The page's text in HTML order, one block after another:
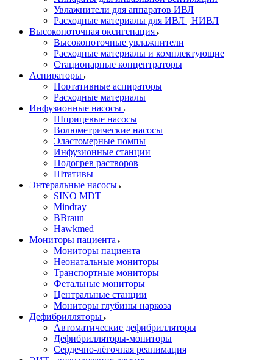
Увлажнители для аппаратов ИВЛ
Расходные материалы для ИВЛ | НИВЛ
Высокопоточная оксигенация
Высокопоточные увлажнители
Расходные материалы и комплектующие
Стационарные концентраторы
Аспираторы
Портативные аспираторы
Расходные материалы
Инфузионные насосы
Шприцевые насосы
Волюметрические насосы
Эластомерные помпы
Инфузионные станции
Подогрев растворов
Штативы
Энтеральные насосы
SINO MDT
Mindray
BBraun
Hawkmed
Мониторы пациента
Мониторы пациента
Неонатальные мониторы
Транспортные мониторы
Фетальные мониторы
Центральные станции
Мониторы глубины наркоза
Дефибрилляторы
Автоматические дефибрилляторы
Дефибрилляторы-мониторы
Сердечно-лёгочная реанимация